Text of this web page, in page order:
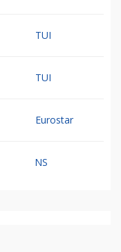
TUI
TUI
Eurostar
NS